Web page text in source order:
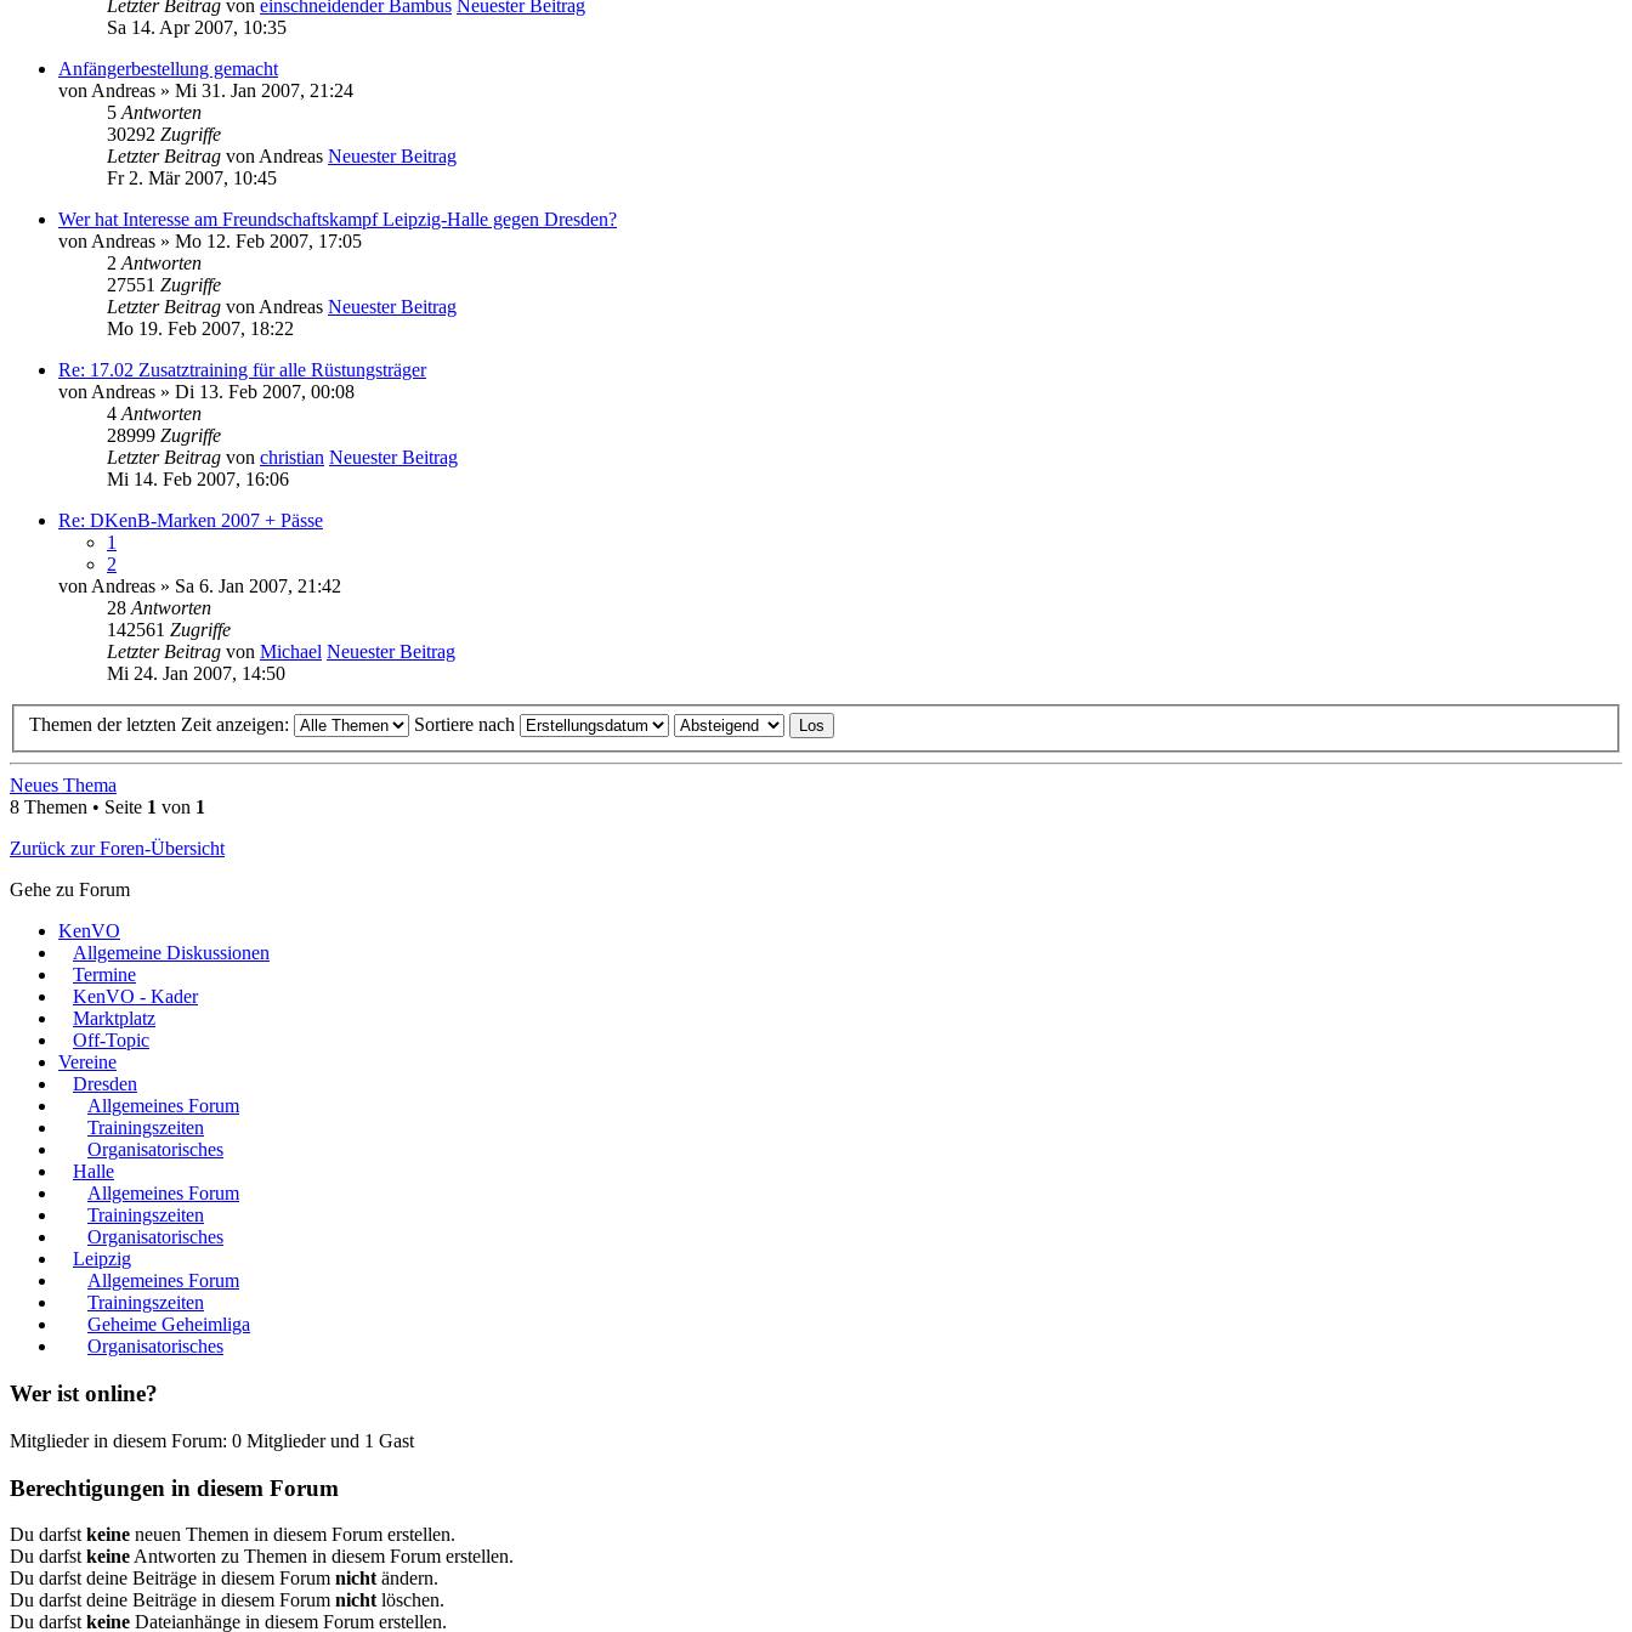
Letzter Beitrag von einschneidender Bambus Neuester Beitrag
Sa 14. Apr 2007, 10:35
Anfängerbestellung gemacht
von Andreas » Mi 31. Jan 2007, 21:24
5 Antworten
30292 Zugriffe
Letzter Beitrag von Andreas Neuester Beitrag
Fr 2. Mär 2007, 10:45
Wer hat Interesse am Freundschaftskampf Leipzig-Halle gegen Dresden?
von Andreas » Mo 12. Feb 2007, 17:05
2 Antworten
27551 Zugriffe
Letzter Beitrag von Andreas Neuester Beitrag
Mo 19. Feb 2007, 18:22
Re: 17.02 Zusatztraining für alle Rüstungsträger
von Andreas » Di 13. Feb 2007, 00:08
4 Antworten
28999 Zugriffe
Letzter Beitrag von christian Neuester Beitrag
Mi 14. Feb 2007, 16:06
Re: DKenB-Marken 2007 + Pässe
1
2
von Andreas » Sa 6. Jan 2007, 21:42
28 Antworten
142561 Zugriffe
Letzter Beitrag von Michael Neuester Beitrag
Mi 24. Jan 2007, 14:50
Themen der letzten Zeit anzeigen: Sortiere nach
Neues Thema
8 Themen • Seite 1 von 1
Zurück zur Foren-Übersicht
Gehe zu Forum
KenVO
Allgemeine Diskussionen
Termine
KenVO - Kader
Marktplatz
Off-Topic
Vereine
Dresden
Allgemeines Forum
Trainingszeiten
Organisatorisches
Halle
Allgemeines Forum
Trainingszeiten
Organisatorisches
Leipzig
Allgemeines Forum
Trainingszeiten
Geheime Geheimliga
Organisatorisches
Wer ist online?
Mitglieder in diesem Forum: 0 Mitglieder und 1 Gast
Berechtigungen in diesem Forum
Du darfst keine neuen Themen in diesem Forum erstellen.
Du darfst keine Antworten zu Themen in diesem Forum erstellen.
Du darfst deine Beiträge in diesem Forum nicht ändern.
Du darfst deine Beiträge in diesem Forum nicht löschen.
Du darfst keine Dateianhänge in diesem Forum erstellen.